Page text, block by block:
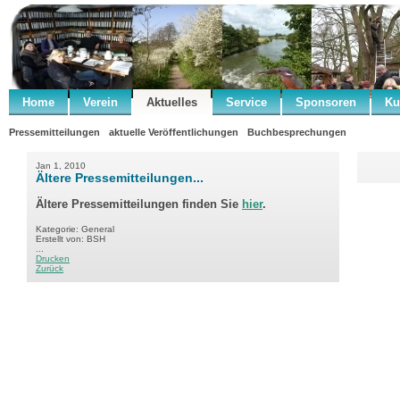
Home Verein Aktuelles Service Sponsoren
Pressemitteilungen aktuelle Veröffentlichungen Buchbesprechungen
Jan 1, 2010
Ältere Pressemitteilungen...
Ältere Pressemitteilungen finden Sie hier.
Kategorie: General
Erstellt von: BSH
Drucken
Zurück